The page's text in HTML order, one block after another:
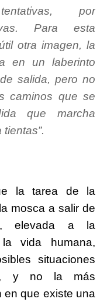
por
Para esta
otra imagen, la
en un laberinto
salida, pero no
caminos que se
que marcha
la tarea de la
mosca a salir de
elevada a la
vida humana,
situaciones
y no la más
en que existe una